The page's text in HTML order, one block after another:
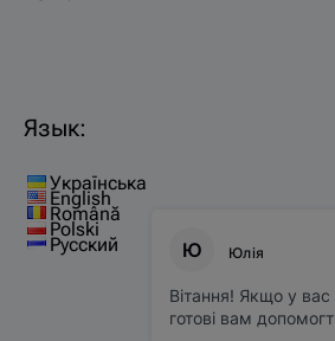
Язык:
Українська
English
Română
Polski
Русский